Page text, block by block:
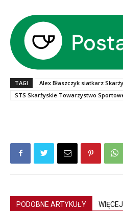
TAGI Alex Błaszczyk siatkarz
STS Skarżyskie Towarzystwo
PODOBNE ARTYKUŁY